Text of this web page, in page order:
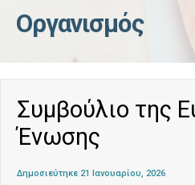
Οργανισμός
Συμβούλιο της
Ένωσης
Δημοσιεύτηκε 21 Ιανουαρίου, 2026